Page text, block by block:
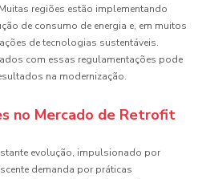
regiões estão implementando
de consumo de energia e, em muitos
de tecnologias sustentáveis.
com essas regulamentações pode
na modernização.
no Mercado de Retrofit
evolução, impulsionado por
demanda por práticas